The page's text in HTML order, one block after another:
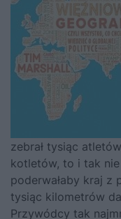
zebrał tysiąc
kotletów, to i tak nie
poderwałaby kraj z
tysiąc kilometrów
Przywódcy tak